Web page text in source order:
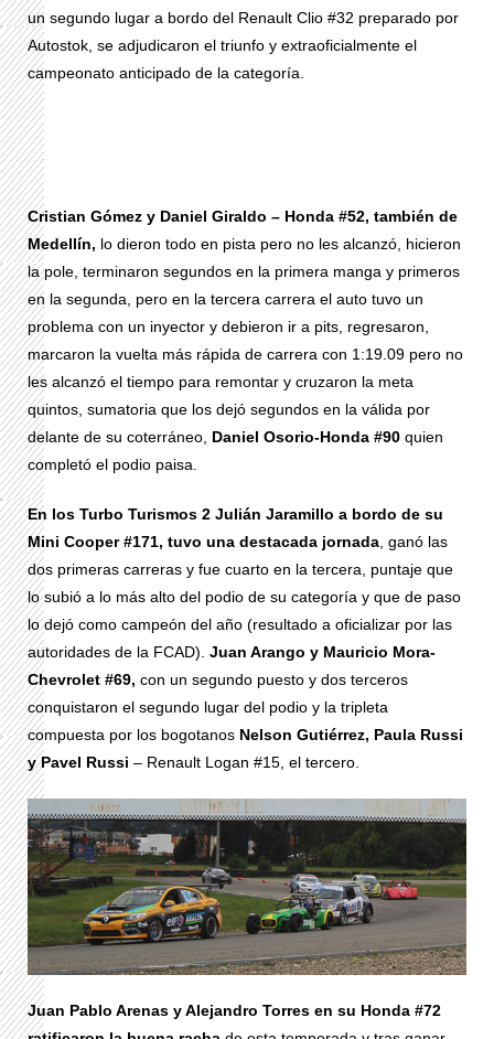
un segundo lugar a bordo del Renault Clio #32 preparado por
Autostok, se adjudicaron el triunfo y extraoficialmente el
campeonato anticipado de la categoría.
Cristian Gómez y Daniel Giraldo – Honda #52, también de
Medellín, lo dieron todo en pista pero no les alcanzó, hicieron
la pole, terminaron segundos en la primera manga y primeros
en la segunda, pero en la tercera carrera el auto tuvo un
problema con un inyector y debieron ir a pits, regresaron,
marcaron la vuelta más rápida de carrera con 1:19.09 pero no
les alcanzó el tiempo para remontar y cruzaron la meta
quintos, sumatoria que los dejó segundos en la válida por
delante de su coterráneo, Daniel Osorio-Honda #90 quien
completó el podio paisa.
En los Turbo Turismos 2 Julián Jaramillo a bordo de su
Mini Cooper #171, tuvo una destacada jornada , ganó las
dos primeras carreras y fue cuarto en la tercera, puntaje que
lo subió a lo más alto del podio de su categoría y que de paso
lo dejó como campeón del año (resultado a oficializar por las
autoridades de la FCAD). Juan Arango y Mauricio Mora-
Chevrolet #69, con un segundo puesto y dos terceros
conquistaron el segundo lugar del podio y la tripleta
compuesta por los bogotanos Nelson Gutiérrez, Paula Russi
y Pavel Russi – Renault Logan #15, el tercero.
Juan Pablo Arenas y Alejandro Torres en su Honda #72